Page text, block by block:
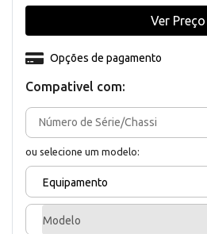
Compativel com:
ou selecione um modelo:
Equipamento
Modelo
Opções de pagamento
Ver Preço